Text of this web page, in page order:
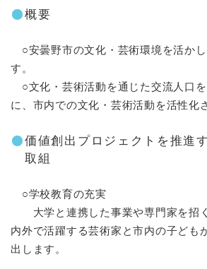
概要
○安曇野市の文化・芸術環境を活か
す。
○文化・芸術活動を通じた交流人口
に、市内での文化・芸術活動を活性化
価値創出プロジェクトを推進
取組
○学校教育の充実
大学と連携した事業や専門家を招
内外で活躍する芸術家と市内の子ども
出します。